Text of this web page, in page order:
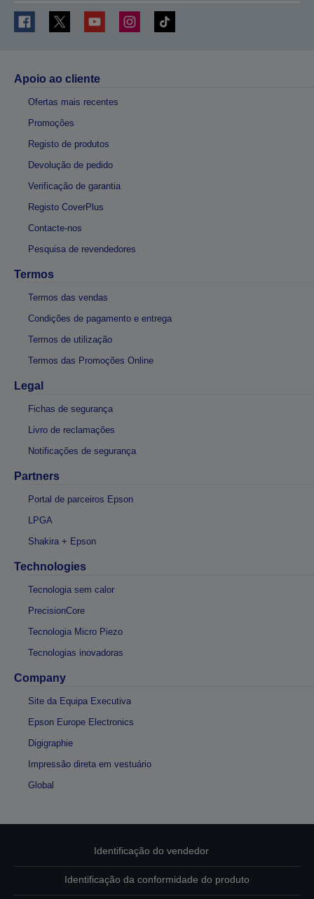
Apoio ao cliente
Ofertas mais recentes
Promoções
Registo de produtos
Devolução de pedido
Verificação de garantia
Registo CoverPlus
Contacte-nos
Pesquisa de revendedores
Termos
Termos das vendas
Condições de pagamento e entrega
Termos de utilização
Termos das Promoções Online
Legal
Fichas de segurança
Livro de reclamações
Notificações de segurança
Partners
Portal de parceiros Epson
LPGA
Shakira + Epson
Technologies
Tecnologia sem calor
PrecisionCore
Tecnologia Micro Piezo
Tecnologias inovadoras
Company
Site da Equipa Executiva
Epson Europe Electronics
Digigraphie
Impressão direta em vestuário
Global
Identificação do vendedor
Identificação da conformidade do produto